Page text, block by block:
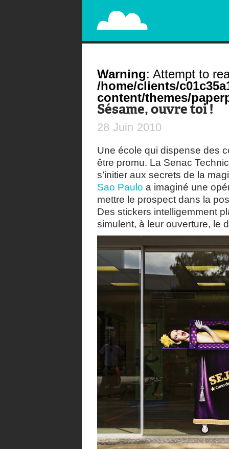
PAPERPLANE
STREET, AMBIENT, GUÉRILLA MARKETING
Warning: Attempt to
/home/clients/
content/themes/
Sésame, ouvre toi !
28 Juin 2010
Une école qui dispense des
être promu. La Senac
s’initier aux secrets de la
Sao Paulo a imaginé une
mettre le prospect dans la
Des stickers intelligemment
simulent, à leur ouverture, le